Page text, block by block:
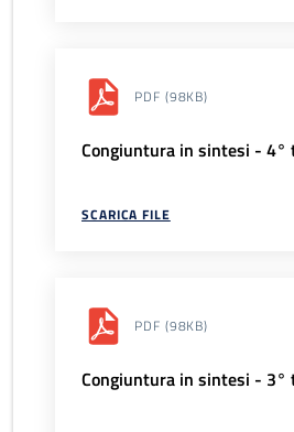
PDF (98KB)
Congiuntura in sintesi -
SCARICA FILE
PDF (98KB)
Congiuntura in sintesi -